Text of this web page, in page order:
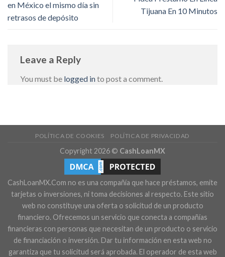
en México el mismo día sin
retrasos de depósito
Tijuana En 10 Minutos
Leave a Reply
You must be logged into post a comment.
POLÍTICA DE COOKIES POLÍTICA DE PRIVACIDAD
Copyright 2026 © CashLoanMX
CashLoanMX.Com no es una compañía que hace préstamos, emite
tarjetas o inversiones, ni toma decisiones al respecto. Este sitio
web no constituye una oferta o solicitud de un producto
financiero. Ofrecemos un servicio que conecta a compañías
financieras con personas que necesitan de un producto o servicio
de financiación o inversión. Dar tu información en esta web no
garantiza que tu solicitud será aprobada. El operador de esta web